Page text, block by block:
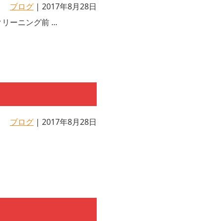
ブログ | 2017年8月28日
ーニング前 ...
ブログ | 2017年8月28日